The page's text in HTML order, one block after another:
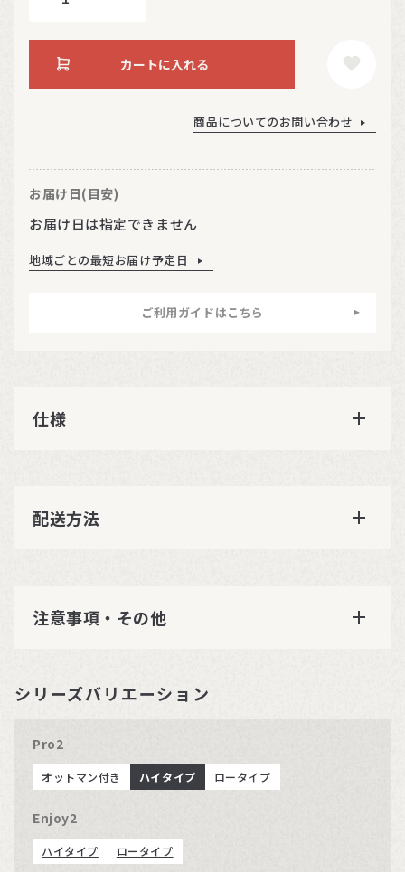
カートに入れる
商品についてのお問い合わせ
お届け日(目安)
お届け日は指定できません
地域ごとの最短お届け予定日
ご利用ガイドはこちら
仕様
配送方法
注意事項・その他
シリーズバリエーション
Pro2
オットマン付き ハイタイプ ロータイプ
Enjoy2
ハイタイプ ロータイプ